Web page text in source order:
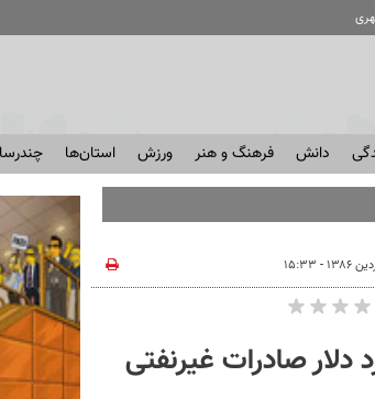
دانش فرهنگ و هنر ورزش استان‌ها